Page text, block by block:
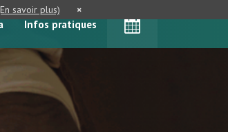
Infos pratiques
savoir plus) ×